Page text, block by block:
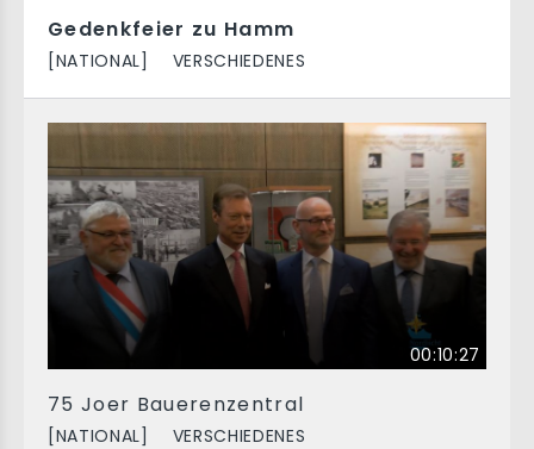
Gedenkfeier zu Hamm
[NATIONAL] VERSCHIEDENES
00:10:27
75 Joer Bauerenzentral
[NATIONAL] VERSCHIEDENES